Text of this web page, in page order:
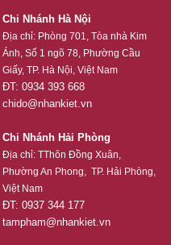
Chi Nhánh Hà Nội
Địa chỉ: Phòng 701, Tòa nhà Kim
Ánh, Số 1 ngõ 78, Phường Cầu
Giấy, TP. Hà Nội, Việt Nam
ĐT: 0934 393 668
chido@nhankiet.vn
Chi Nhánh Hải Phòng
Địa chỉ: TThôn Đồng Xuân,
Phường An Phong, TP. Hải Phòng,
Việt Nam
ĐT: 0937 344 177
tampham@nhankiet.vn